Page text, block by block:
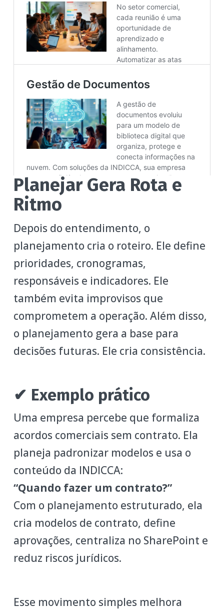
Planejar Gera Rota e
Ritmo
Depois do entendimento, o
planejamento cria o roteiro. Ele define
prioridades, cronogramas,
responsáveis e indicadores. Ele
também evita improvisos que
comprometem a operação. Além disso,
o planejamento gera a base para
decisões futuras. Ele cria consistência.
✔ Exemplo prático
Uma empresa percebe que formaliza
acordos comerciais sem contrato. Ela
planeja padronizar modelos e usa o
conteúdo da INDICCA:
“Quando fazer um contrato?”
Com o planejamento estruturado, ela
cria modelos de contrato, define
aprovações, centraliza no SharePoint e
reduz riscos jurídicos.
Esse movimento simples melhora